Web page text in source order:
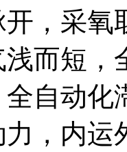
，采
而短，
自动
，内运